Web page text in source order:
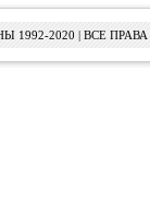
2020 | ВСЕ